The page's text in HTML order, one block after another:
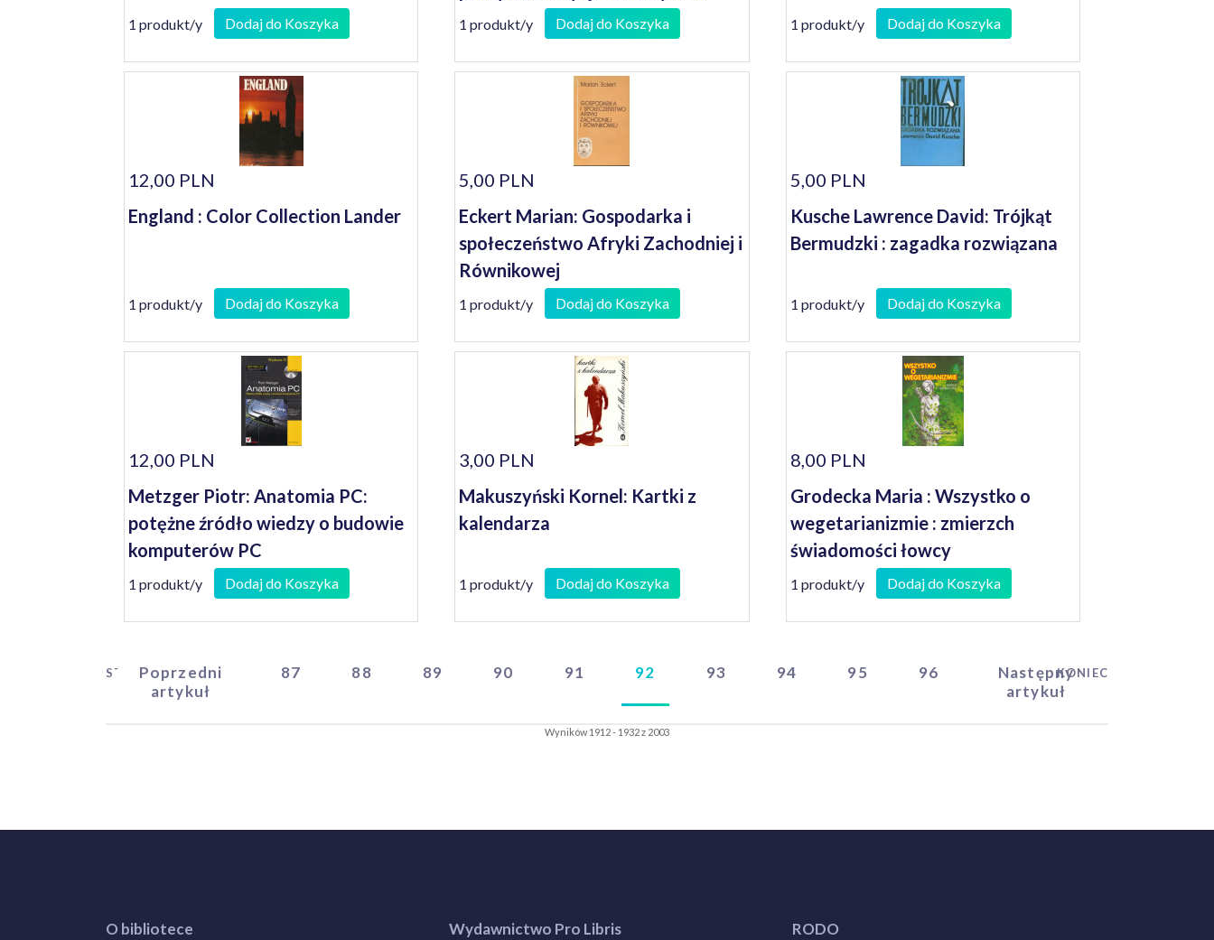
1 produkt/y Dodaj do Koszyka
porządku społecznym
nowoczesności
1 produkt/y Dodaj do Koszyka 1 produkt/y Dodaj do Koszyka
12,00 PLN
England : Color Collection Lander
1 produkt/y Dodaj do Koszyka
5,00 PLN
Eckert Marian: Gospodarka i
społeczeństwo Afryki Zachodniej i
Równikowej
1 produkt/y Dodaj do Koszyka
5,00 PLN
Kusche Lawrence David: Trójkąt
Bermudzki : zagadka rozwiązana
1 produkt/y Dodaj do Koszyka
12,00 PLN
Metzger Piotr: Anatomia PC:
potężne źródło wiedzy o budowie
komputerów PC
1 produkt/y Dodaj do Koszyka
3,00 PLN
Makuszyński Kornel: Kartki z
kalendarza
1 produkt/y Dodaj do Koszyka
8,00 PLN
Grodecka Maria : Wszystko o
wegetarianizmie : zmierzch
świadomości łowcy
1 produkt/y Dodaj do Koszyka
STARTPoprzedni
artykuł
87 88 89 90 91 92 93 94 95 96
Następny
artykuł
KONIEC
Wyników 1912 - 1932 z 2003
O bibliotece Wydawnictwo Pro Libris RODO